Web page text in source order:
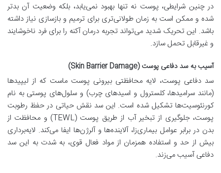
در چنین شرایطی، پوست نه تنها بهبود نمی‌یابد، بلکه وضعیت آن بدتر
شده و ممکن است به زمان طولانی‌تری برای ترمیم و بازسازی نیاز داشته
باشد. این تحریک شدید می‌تواند تجربه درمان آکنه را برای فرد ناخوشایند
و غیرقابل تحمل سازد.
آسیب به سد دفاعی پوست (Skin Barrier Damage)
سد دفاعی پوست، لایه محافظتی بیرونی پوست ماست که از لیپیدها
(مانند سرامیدها، کلسترول و اسیدهای چرب) و سلول‌های پوستی به نام
کورنئوسیت‌ها تشکیل شده است. این سد نقش حیاتی در حفظ رطوبت
پوست، جلوگیری از تبخیر آب از طریق پوست (TEWL) و محافظت از
بدن در برابر عوامل بیماری‌زا، آلاینده‌ها و آلرژن‌ها ایفا می‌کند. لایه‌برداری
بیش از حد و استفاده همزمان از مواد فعال قوی، به شدت به این سد
دفاعی آسیب می‌زند.